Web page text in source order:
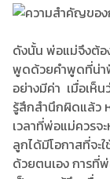
ดังนั้น พ่อแม่จึงต้อ
พูดด้วยคำพูดที่น่า
อย่างมีค่า เมื่อเห็
รู้สึกสำนึกผิดแล้ว
เวลาที่พ่อแม่ควร
ลูกได้มีโอกาสที่จะ
ด้วยตนเอง การที่